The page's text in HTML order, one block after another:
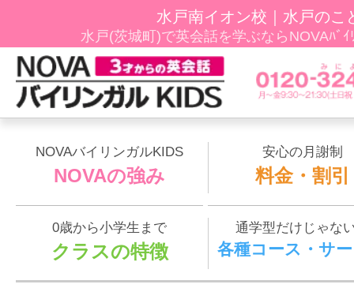
水戸南イオン校｜水戸のこ
水戸(茨城町)で英会話を学ぶならNOVAﾊﾞ
NOVAバイリンガルKIDS
NOVAの強み
安心の月謝制
料金・割引
0歳から小学生まで
クラスの特徴
通学型だけじゃな
各種コース・サ